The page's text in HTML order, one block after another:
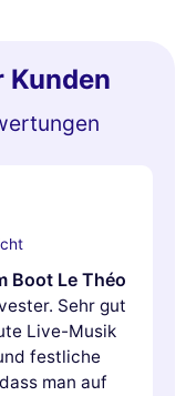
Kunden
Boot Le Théo
Sehr gut
Live-Musik
festliche
man auf